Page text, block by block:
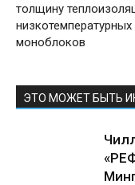
толщину
низкотемпературных
моноблоков
ЭТО МОЖЕТ БЫТЬ